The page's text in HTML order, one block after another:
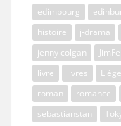
edimbourg
histoire
j-drama
jenny colgan
livre
livres Liège
roman
romance
sebastianstan